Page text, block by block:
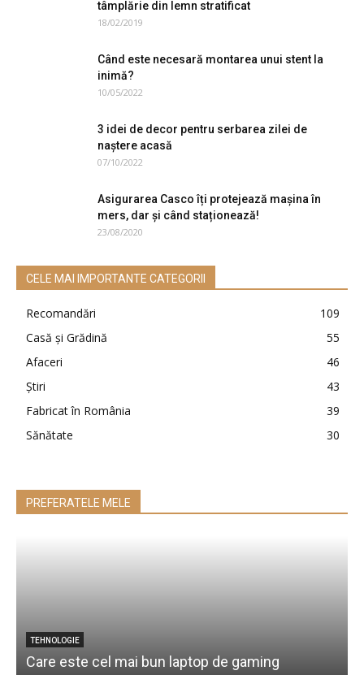
tâmplărie din lemn stratificat
18/02/2019
Când este necesară montarea unui stent la
inimă?
10/05/2022
3 idei de decor pentru serbarea zilei de
naștere acasă
07/10/2022
Asigurarea Casco îți protejează mașina în
mers, dar și când staționează!
23/08/2020
CELE MAI IMPORTANTE CATEGORII
Recomandări
109
Casă şi Grădină
55
Afaceri
46
Ştiri
43
Fabricat în România
39
Sănătate
30
PREFERATELE MELE
TEHNOLOGIE
Care este cel mai bun laptop de gaming